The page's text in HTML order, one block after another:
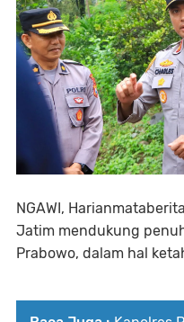
NGAWI,
Jatim mendukung
Prabowo, dalam hal